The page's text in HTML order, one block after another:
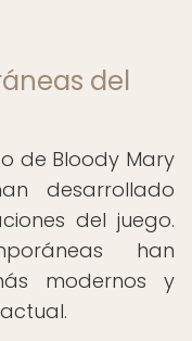
del
de Bloody Mary
desarrollado
del juego.
han
modernos y